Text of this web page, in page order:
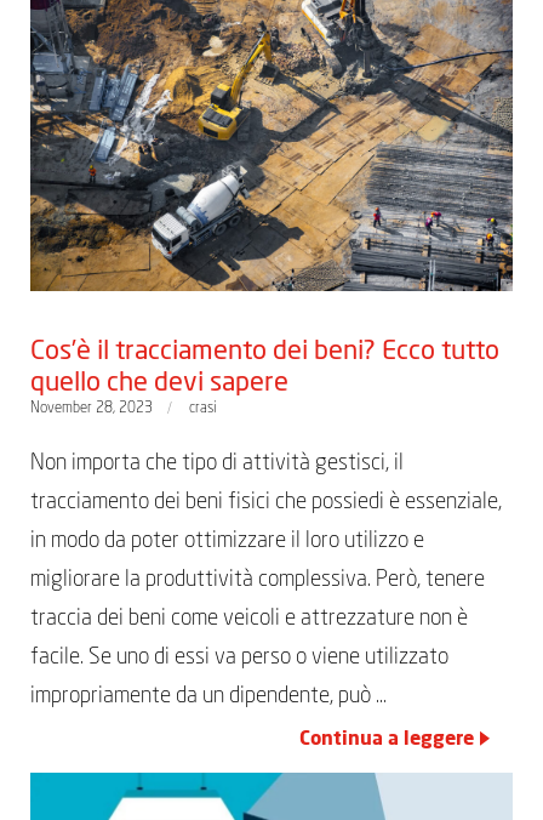
Cos’è il tracciamento dei beni? Ecco tutto
quello che devi sapere
November 28, 2023 crasi
Non importa che tipo di attività gestisci, il
tracciamento dei beni fisici che possiedi è essenziale,
in modo da poter ottimizzare il loro utilizzo e
migliorare la produttività complessiva. Però, tenere
traccia dei beni come veicoli e attrezzature non è
facile. Se uno di essi va perso o viene utilizzato
impropriamente da un dipendente, può …
Continua a leggere